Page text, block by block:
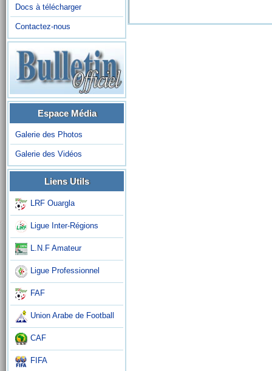
Docs à télécharger
Contactez-nous
Espace Média
Galerie des Photos
Galerie des Vidéos
Liens Utils
LRF Ouargla
Ligue Inter-Régions
L.N.F Amateur
Ligue Professionnel
FAF
Union Arabe de Football
CAF
FIFA